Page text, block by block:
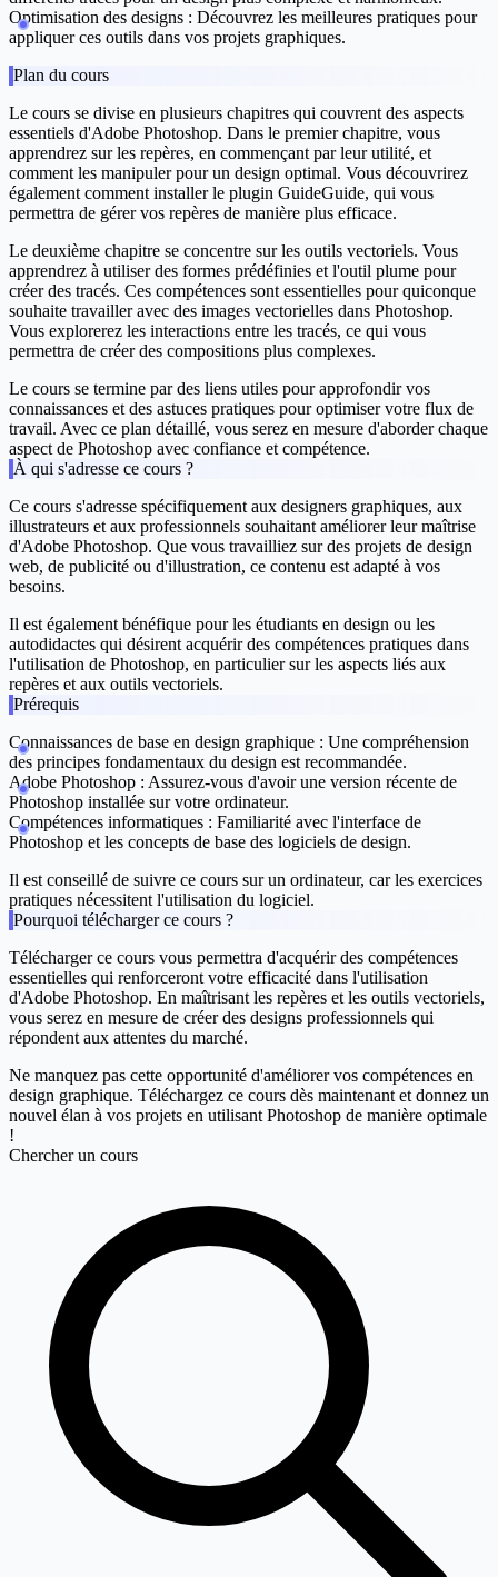
Optimisation des designs : Découvrez les meilleures pratiques pour
appliquer ces outils dans vos projets graphiques.
Plan du cours
Le cours se divise en plusieurs chapitres qui couvrent des aspects
essentiels d'Adobe Photoshop. Dans le premier chapitre, vous
apprendrez sur les repères, en commençant par leur utilité, et
comment les manipuler pour un design optimal. Vous découvrirez
également comment installer le plugin GuideGuide, qui vous
permettra de gérer vos repères de manière plus efficace.
Le deuxième chapitre se concentre sur les outils vectoriels. Vous
apprendrez à utiliser des formes prédéfinies et l'outil plume pour
créer des tracés. Ces compétences sont essentielles pour quiconque
souhaite travailler avec des images vectorielles dans Photoshop.
Vous explorerez les interactions entre les tracés, ce qui vous
permettra de créer des compositions plus complexes.
Le cours se termine par des liens utiles pour approfondir vos
connaissances et des astuces pratiques pour optimiser votre flux de
travail. Avec ce plan détaillé, vous serez en mesure d'aborder chaque
aspect de Photoshop avec confiance et compétence.
À qui s'adresse ce cours ?
Ce cours s'adresse spécifiquement aux designers graphiques, aux
illustrateurs et aux professionnels souhaitant améliorer leur maîtrise
d'Adobe Photoshop. Que vous travailliez sur des projets de design
web, de publicité ou d'illustration, ce contenu est adapté à vos
besoins.
Il est également bénéfique pour les étudiants en design ou les
autodidactes qui désirent acquérir des compétences pratiques dans
l'utilisation de Photoshop, en particulier sur les aspects liés aux
repères et aux outils vectoriels.
Prérequis
Connaissances de base en design graphique : Une compréhension
des principes fondamentaux du design est recommandée.
Adobe Photoshop : Assurez-vous d'avoir une version récente de
Photoshop installée sur votre ordinateur.
Compétences informatiques : Familiarité avec l'interface de
Photoshop et les concepts de base des logiciels de design.
Il est conseillé de suivre ce cours sur un ordinateur, car les exercices
pratiques nécessitent l'utilisation du logiciel.
Pourquoi télécharger ce cours ?
Télécharger ce cours vous permettra d'acquérir des compétences
essentielles qui renforceront votre efficacité dans l'utilisation
d'Adobe Photoshop. En maîtrisant les repères et les outils vectoriels,
vous serez en mesure de créer des designs professionnels qui
répondent aux attentes du marché.
Ne manquez pas cette opportunité d'améliorer vos compétences en
design graphique. Téléchargez ce cours dès maintenant et donnez un
nouvel élan à vos projets en utilisant Photoshop de manière optimale
!
Chercher un cours